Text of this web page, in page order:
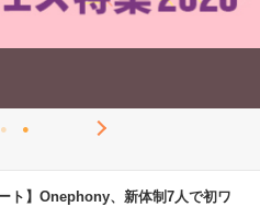
ト】Onephony、新体制7人で初ワ